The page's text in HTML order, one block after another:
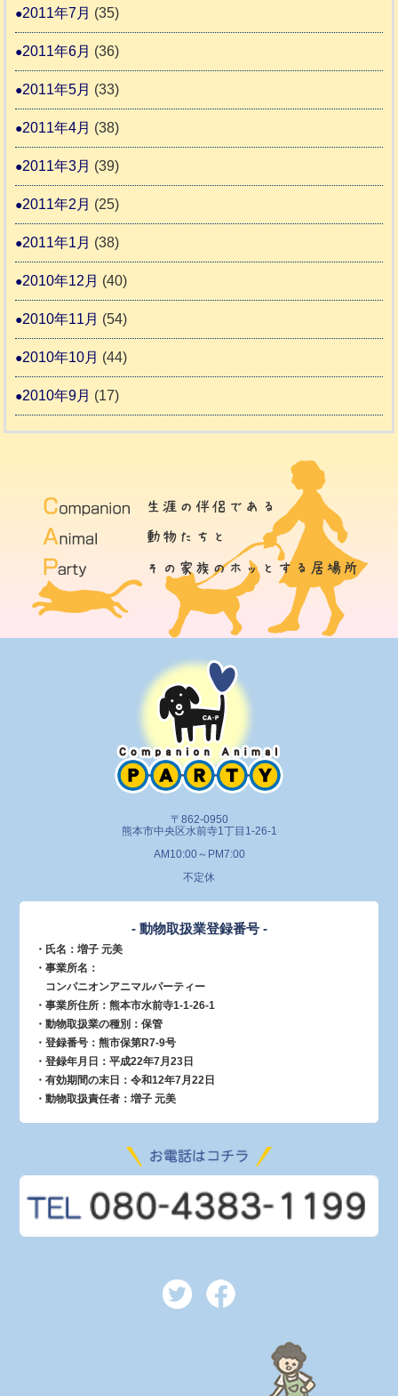
2011年7月 (35)
2011年6月 (36)
2011年5月 (33)
2011年4月 (38)
2011年3月 (39)
2011年2月 (25)
2011年1月 (38)
2010年12月 (40)
2010年11月 (54)
2010年10月 (44)
2010年9月 (17)
〒862-0950
熊本市中央区水前寺1丁目1-26-1
AM10:00～PM7:00
不定休
- 動物取扱業登録番号 -
・氏名：増子 元美
・事業所名：
コンパニオンアニマルパーティー
・事業所住所：熊本市水前寺1-1-26-1
・動物取扱業の種別：保管
・登録番号：熊市保第R7-9号
・登録年月日：平成22年7月23日
・有効期間の末日：令和12年7月22日
・動物取扱責任者：増子 元美